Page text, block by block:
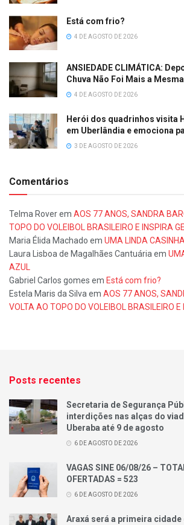
Está com frio?
4 DE AGOSTO DE 2026
ANSIEDADE CLIMÁTICA:
Chuva Não Foi Mais a Mesma
4 DE AGOSTO DE 2026
Herói dos quadrinhos visita
em Uberlândia e emociona
3 DE AGOSTO DE 2026
Comentários
Telma Roverem AOS 77 ANOS, SANDRA
TOPO DO VOLEIBOL BRASILEIRO E INSPIRA
Maria Élida Machado em UMA LINDA
Laura Lisboa de Magalhães Cantuáriaem
AZUL
Gabriel Carlos gomes em Está com frio?
Estela Maris da Silvaem AOS 77 ANOS,
VOLTA AO TOPO DO VOLEIBOL BRASILEIRO E
Posts recentes
Secretaria de Segurança
interdições nas alças do
Uberaba até 9 de agosto
6 DE AGOSTO DE 2026
VAGAS SINE 06/08/26 –
OFERTADAS = 523
6 DE AGOSTO DE 2026
Araxá será a primeira